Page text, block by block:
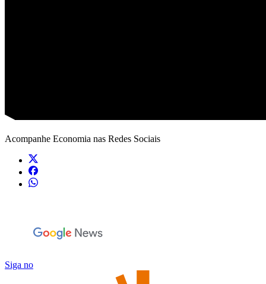
Acompanhe Economia nas Redes Sociais
Siga no